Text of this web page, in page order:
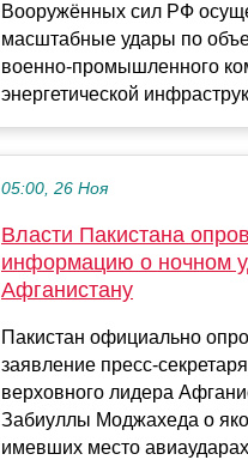
Вооружённых сил РФ
масштабные удары по
военно-промышленного
энергетической
05:00, 26 Ноя
Власти Пакистана
информацию о ночном
Афганистану
Пакистан официально
заявление пресс-секретаря
верховного лидера
Забиуллы Моджахеда о
имевших место